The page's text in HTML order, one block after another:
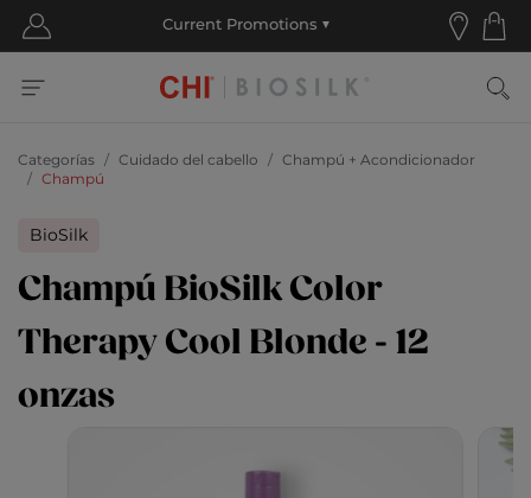
Categorías Cuidado del cabello
Champú + Acondicionador
Champú
BioSilk
Champú BioSilk Color
Therapy Cool Blonde - 12
onzas